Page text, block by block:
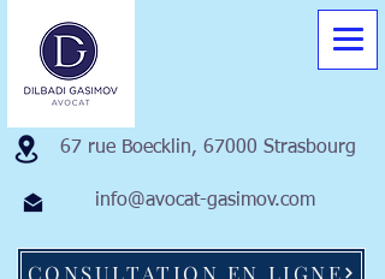
67 rue Boecklin, 67000 Strasbourg
info@avocat-gasimov.com
CONSULTATION EN LIGNE